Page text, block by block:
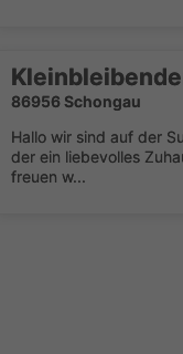
86956 Schongau
Hallo wir sind auf der
der ein liebevolles
freuen w...